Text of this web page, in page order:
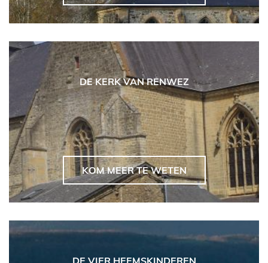
DE KERK VAN RENWEZ
KOM MEER TE WETEN